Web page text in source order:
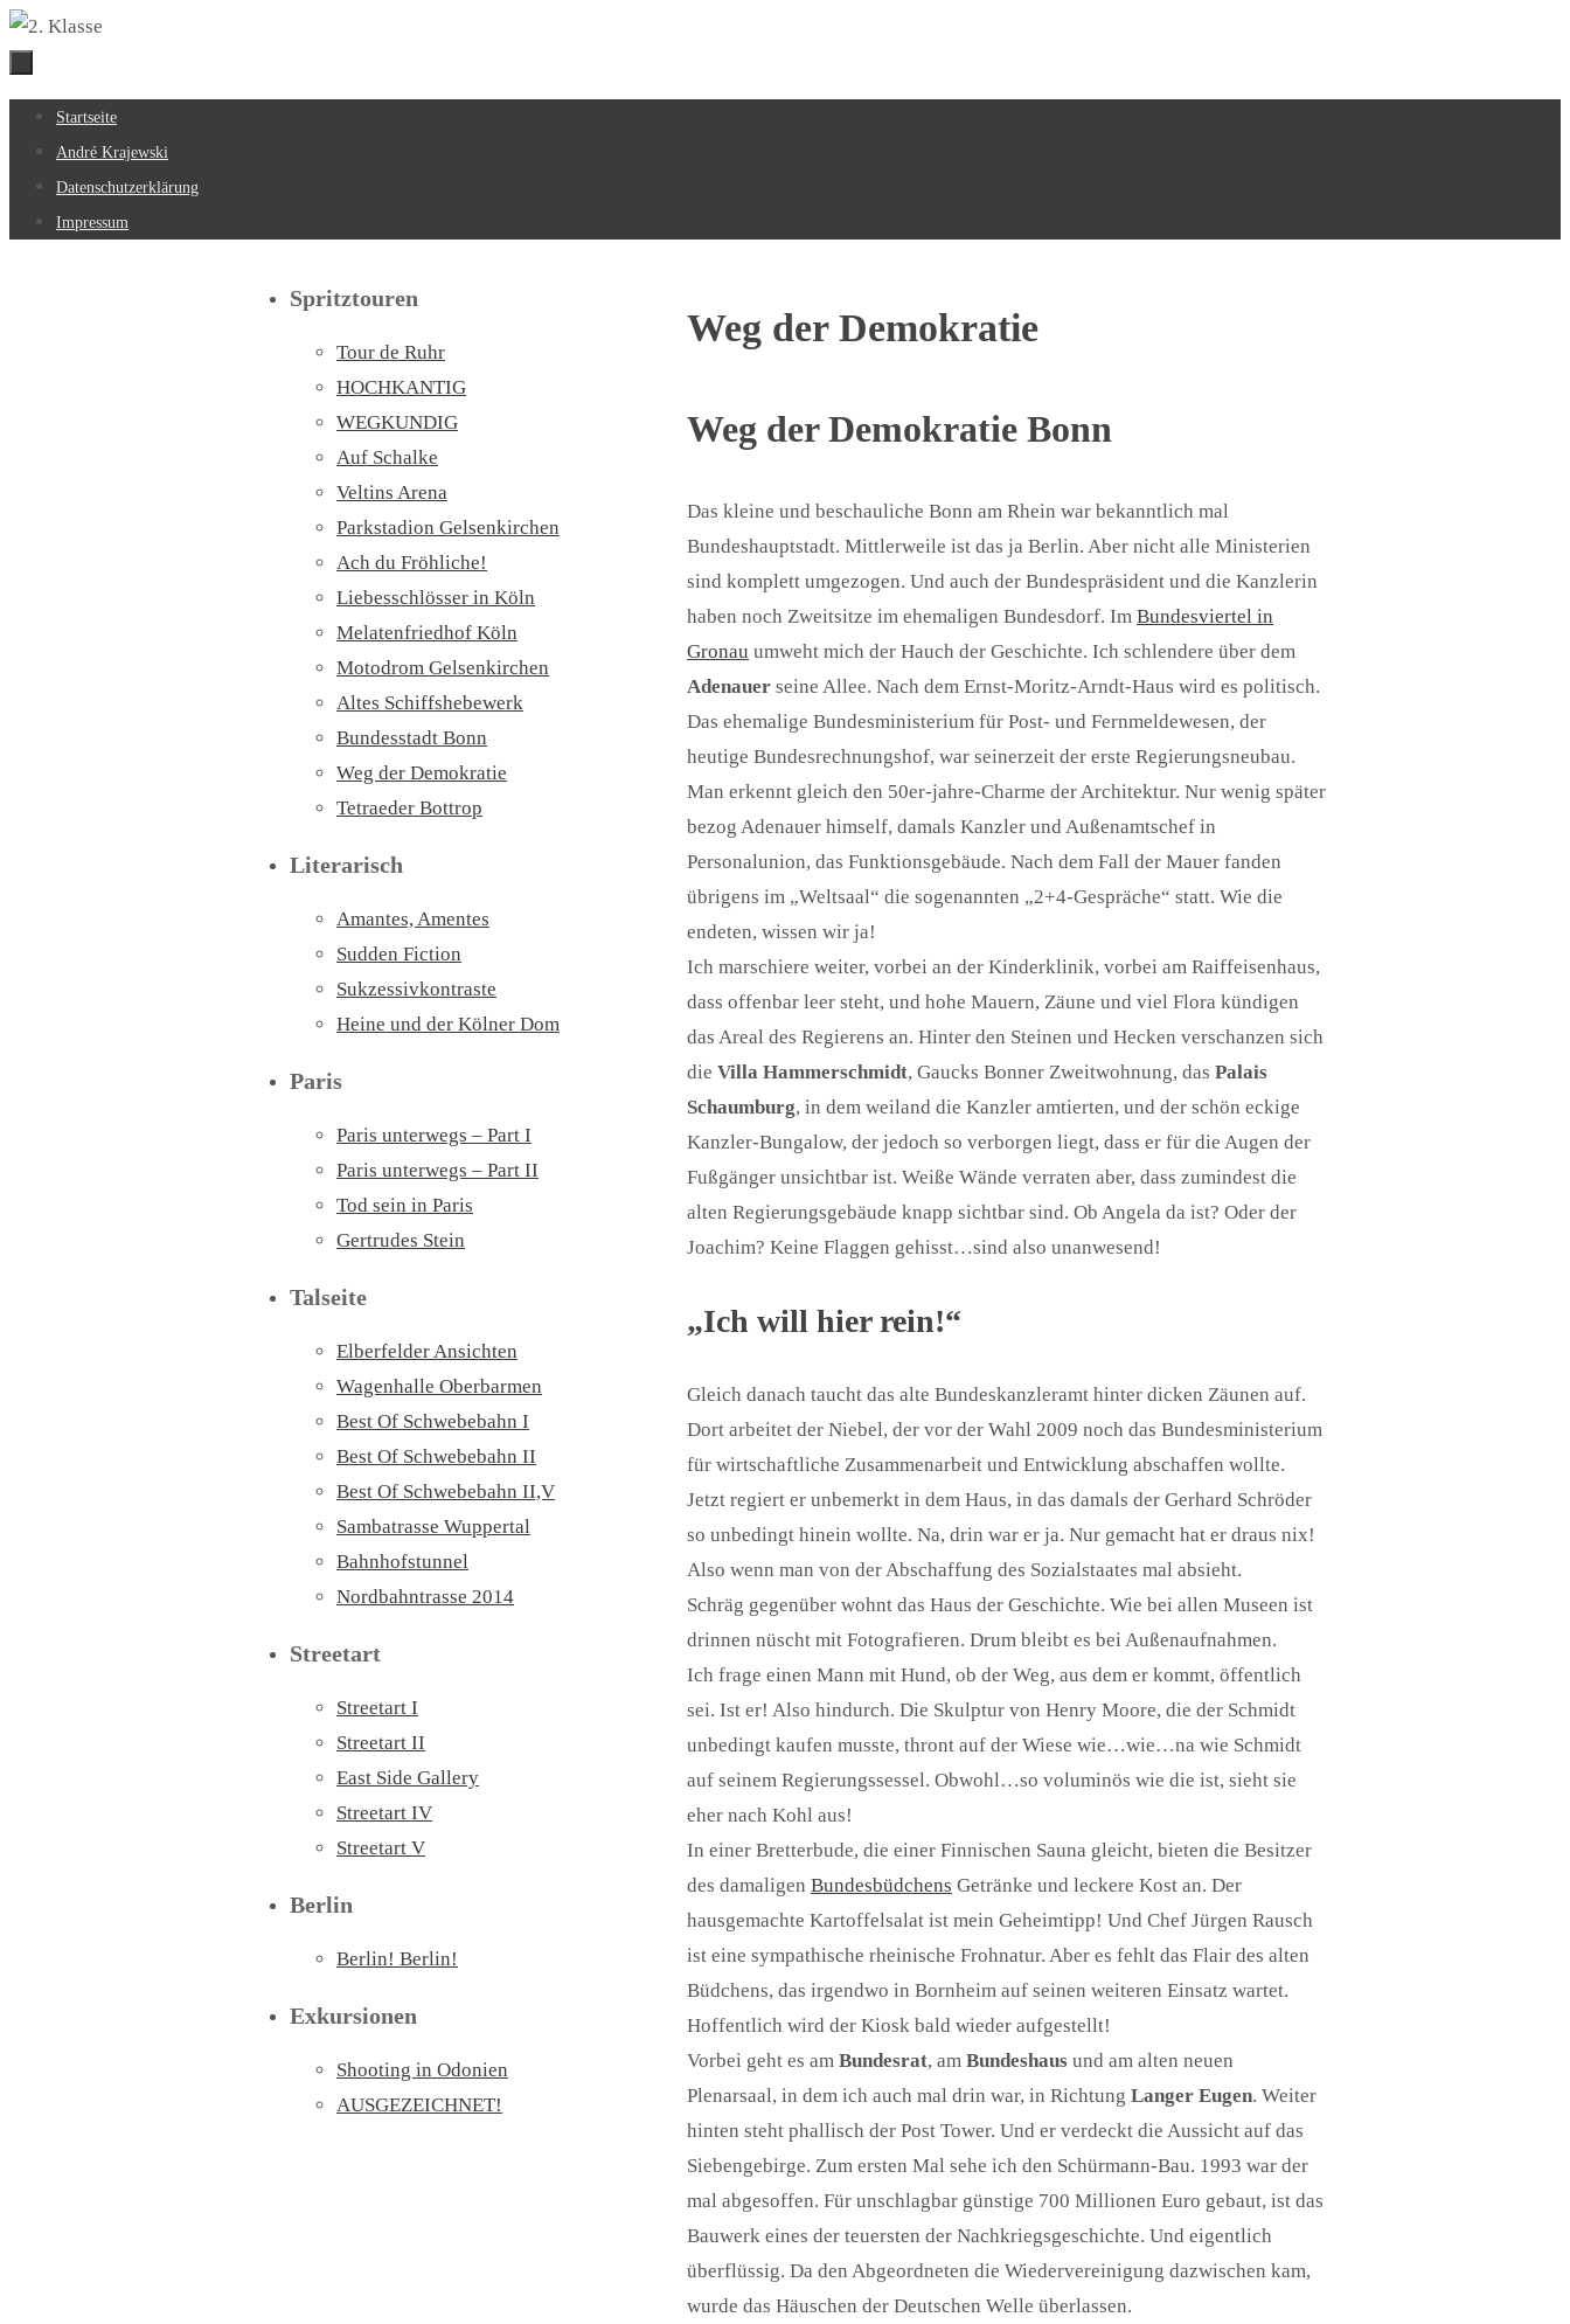
Zum
Inhalt
springen
Zum
Inhalt
springen
Startseite
André Krajewski
Datenschutzerklärung
Impressum
Weg der Demokratie
Weg der Demokratie Bonn
Das kleine und beschauliche Bonn am Rhein war bekanntlich mal
Bundeshauptstadt. Mittlerweile ist das ja Berlin. Aber nicht alle Ministerien
sind komplett umgezogen. Und auch der Bundespräsident und die Kanzlerin
haben noch Zweitsitze im ehemaligen Bundesdorf. Im Bundesviertel in
Gronau umweht mich der Hauch der Geschichte. Ich schlendere über dem
Adenauer seine Allee. Nach dem Ernst-Moritz-Arndt-Haus wird es politisch.
Das ehemalige Bundesministerium für Post- und Fernmeldewesen, der
heutige Bundesrechnungshof, war seinerzeit der erste Regierungsneubau.
Man erkennt gleich den 50er-jahre-Charme der Architektur. Nur wenig später
bezog Adenauer himself, damals Kanzler und Außenamtschef in
Personalunion, das Funktionsgebäude. Nach dem Fall der Mauer fanden
übrigens im „Weltsaal“ die sogenannten „2+4-Gespräche“ statt. Wie die
endeten, wissen wir ja!
Ich marschiere weiter, vorbei an der Kinderklinik, vorbei am Raiffeisenhaus,
dass offenbar leer steht, und hohe Mauern, Zäune und viel Flora kündigen
das Areal des Regierens an. Hinter den Steinen und Hecken verschanzen sich
die Villa Hammerschmidt, Gaucks Bonner Zweitwohnung, das Palais
Schaumburg, in dem weiland die Kanzler amtierten, und der schön eckige
Kanzler-Bungalow, der jedoch so verborgen liegt, dass er für die Augen der
Fußgänger unsichtbar ist. Weiße Wände verraten aber, dass zumindest die
alten Regierungsgebäude knapp sichtbar sind. Ob Angela da ist? Oder der
Joachim? Keine Flaggen gehisst…sind also unanwesend!
„Ich will hier rein!“
Gleich danach taucht das alte Bundeskanzleramt hinter dicken Zäunen auf.
Dort arbeitet der Niebel, der vor der Wahl 2009 noch das Bundesministerium
für wirtschaftliche Zusammenarbeit und Entwicklung abschaffen wollte.
Jetzt regiert er unbemerkt in dem Haus, in das damals der Gerhard Schröder
so unbedingt hinein wollte. Na, drin war er ja. Nur gemacht hat er draus nix!
Also wenn man von der Abschaffung des Sozialstaates mal absieht.
Schräg gegenüber wohnt das Haus der Geschichte. Wie bei allen Museen ist
drinnen nüscht mit Fotografieren. Drum bleibt es bei Außenaufnahmen.
Ich frage einen Mann mit Hund, ob der Weg, aus dem er kommt, öffentlich
sei. Ist er! Also hindurch. Die Skulptur von Henry Moore, die der Schmidt
unbedingt kaufen musste, thront auf der Wiese wie…wie…na wie Schmidt
auf seinem Regierungssessel. Obwohl…so voluminös wie die ist, sieht sie
eher nach Kohl aus!
In einer Bretterbude, die einer Finnischen Sauna gleicht, bieten die Besitzer
des damaligen Bundesbüdchens Getränke und leckere Kost an. Der
hausgemachte Kartoffelsalat ist mein Geheimtipp! Und Chef Jürgen Rausch
ist eine sympathische rheinische Frohnatur. Aber es fehlt das Flair des alten
Büdchens, das irgendwo in Bornheim auf seinen weiteren Einsatz wartet.
Hoffentlich wird der Kiosk bald wieder aufgestellt!
Vorbei geht es am Bundesrat, am Bundeshaus und am alten neuen
Plenarsaal, in dem ich auch mal drin war, in Richtung Langer Eugen. Weiter
hinten steht phallisch der Post Tower. Und er verdeckt die Aussicht auf das
Siebengebirge. Zum ersten Mal sehe ich den Schürmann-Bau. 1993 war der
mal abgesoffen. Für unschlagbar günstige 700 Millionen Euro gebaut, ist das
Bauwerk eines der teuersten der Nachkriegsgeschichte. Und eigentlich
überflüssig. Da den Abgeordneten die Wiedervereinigung dazwischen kam,
wurde das Häuschen der Deutschen Welle überlassen.
Spritztouren
Tour de Ruhr
HOCHKANTIG
WEGKUNDIG
Auf Schalke
Veltins Arena
Parkstadion Gelsenkirchen
Ach du Fröhliche!
Liebesschlösser in Köln
Melatenfriedhof Köln
Motodrom Gelsenkirchen
Altes Schiffshebewerk
Bundesstadt Bonn
Weg der Demokratie
Tetraeder Bottrop
Literarisch
Amantes, Amentes
Sudden Fiction
Sukzessivkontraste
Heine und der Kölner Dom
Paris
Paris unterwegs – Part I
Paris unterwegs – Part II
Tod sein in Paris
Gertrudes Stein
Talseite
Elberfelder Ansichten
Wagenhalle Oberbarmen
Best Of Schwebebahn I
Best Of Schwebebahn II
Best Of Schwebebahn II,V
Sambatrasse Wuppertal
Bahnhofstunnel
Nordbahntrasse 2014
Streetart
Streetart I
Streetart II
East Side Gallery
Streetart IV
Streetart V
Berlin
Berlin! Berlin!
Exkursionen
Shooting in Odonien
AUSGEZEICHNET!